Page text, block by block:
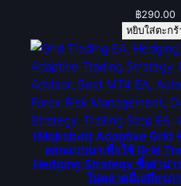
฿290.00
หยิบใส่ตะกร้
(Mqlrobot) Adaptive Grid
ออกแบบมาเพื่อใช้ Grid
Hedging Strategy ซึ่งสามา
ในตลาดมีเสถียรภ